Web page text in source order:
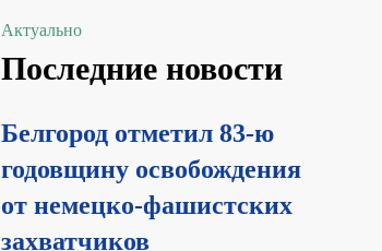
Актуально
Последние новости
Белгород отметил 83-ю
годовщину освобождения
от немецко-фашистских
захватчиков